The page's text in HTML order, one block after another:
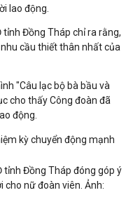
lao động.
tỉnh Đồng Tháp chỉ ra rằng,
cầu thiết thân nhất của
"Câu lạc bộ bà bầu và
cho thấy Công đoàn đã
động.
tỉnh Đồng Tháp đóng góp ý
cho nữ đoàn viên. Ảnh: